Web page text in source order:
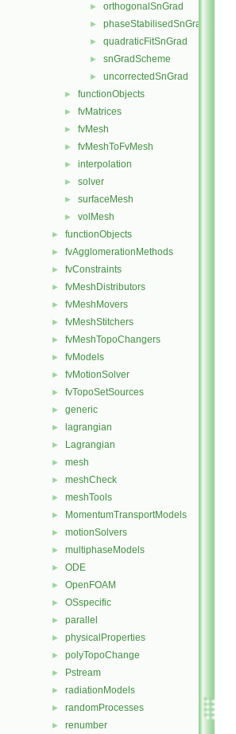
► orthogonalSnGrad
► phaseStabilisedSnGrad
► quadraticFitSnGrad
► snGradScheme
► uncorrectedSnGrad
► functionObjects
► fvMatrices
► fvMesh
► fvMeshToFvMesh
► interpolation
► solver
► surfaceMesh
► volMesh
► functionObjects
► fvAgglomerationMethods
► fvConstraints
► fvMeshDistributors
► fvMeshMovers
► fvMeshStitchers
► fvMeshTopoChangers
► fvModels
► fvMotionSolver
► fvTopoSetSources
► generic
► lagrangian
► Lagrangian
► mesh
► meshCheck
► meshTools
► MomentumTransportModels
► motionSolvers
► multiphaseModels
► ODE
► OpenFOAM
► OSspecific
► parallel
► physicalProperties
► polyTopoChange
► Pstream
► radiationModels
► randomProcesses
► renumber